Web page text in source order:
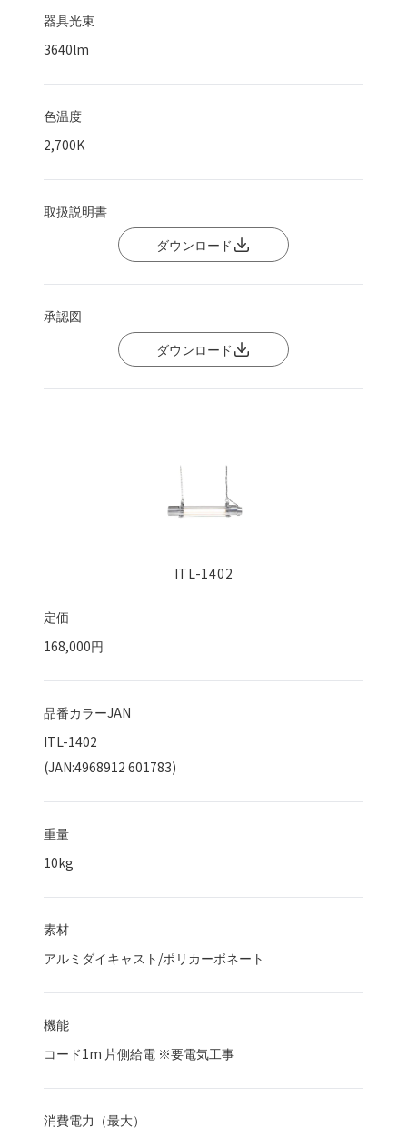
器具光束
3640lm
色温度
2,700K
取扱説明書
ダウンロード
承認図
ダウンロード
ITL-1402
定価
168,000円
品番カラーJAN
ITL-1402
(JAN:4968912 601783)
重量
10kg
素材
アルミダイキャスト/ポリカーボネート
機能
コード1m 片側給電 ※要電気工事
消費電力（最大）